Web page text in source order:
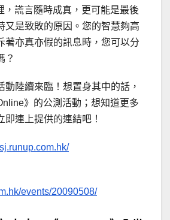
，謊言隨時成真，更可能是最後
又是致敗的原因。您的智慧夠高
著亦真亦假的訊息時，您可以分
？
動陸續來臨！想置身其中的話，
》的公測活動；想知道更多
即連上提供的連結吧！
events/20090508/